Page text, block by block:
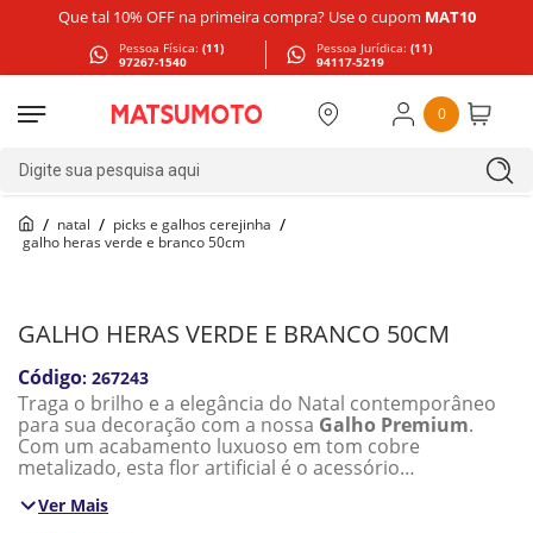
Que tal 10% OFF na primeira compra? Use o cupom MAT10
Pessoa Física: (11)
97267-1540
Pessoa Jurídica: (11)
94117-5219
0
Digite sua pesquisa aqui
natal
picks e galhos cerejinha
galho heras verde e branco 50cm
GALHO HERAS VERDE E BRANCO 50CM
: 267243
Traga o brilho e a elegância do Natal contemporâneo
para sua decoração com a nossa Galho Premium.
Com um acabamento luxuoso em tom cobre
metalizado, esta flor artificial é o acessório
um ambiente sofisticado.
Ver Mais